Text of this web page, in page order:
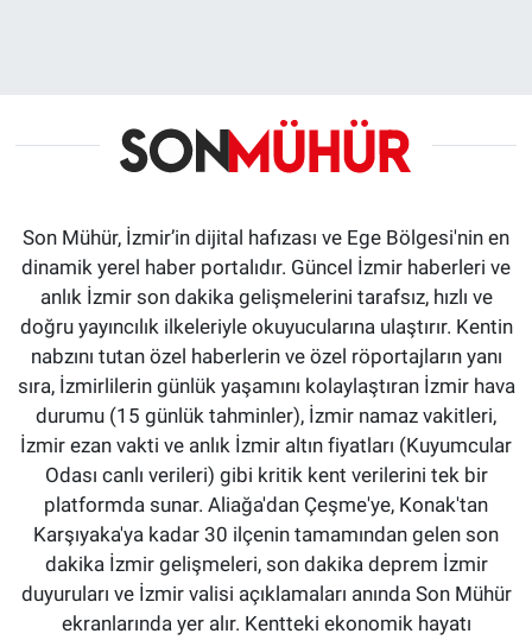
Son Mühür, İzmir’in dijital hafızası ve Ege Bölgesi'nin en
dinamik yerel haber portalıdır. Güncel İzmir haberleri ve
anlık İzmir son dakika gelişmelerini tarafsız, hızlı ve
doğru yayıncılık ilkeleriyle okuyucularına ulaştırır. Kentin
nabzını tutan özel haberlerin ve özel röportajların yanı
sıra, İzmirlilerin günlük yaşamını kolaylaştıran İzmir hava
durumu (15 günlük tahminler), İzmir namaz vakitleri,
İzmir ezan vakti ve anlık İzmir altın fiyatları (Kuyumcular
Odası canlı verileri) gibi kritik kent verilerini tek bir
platformda sunar. Aliağa'dan Çeşme'ye, Konak'tan
Karşıyaka'ya kadar 30 ilçenin tamamından gelen son
dakika İzmir gelişmeleri, son dakika deprem İzmir
duyuruları ve İzmir valisi açıklamaları anında Son Mühür
ekranlarında yer alır. Kentteki ekonomik hayatı